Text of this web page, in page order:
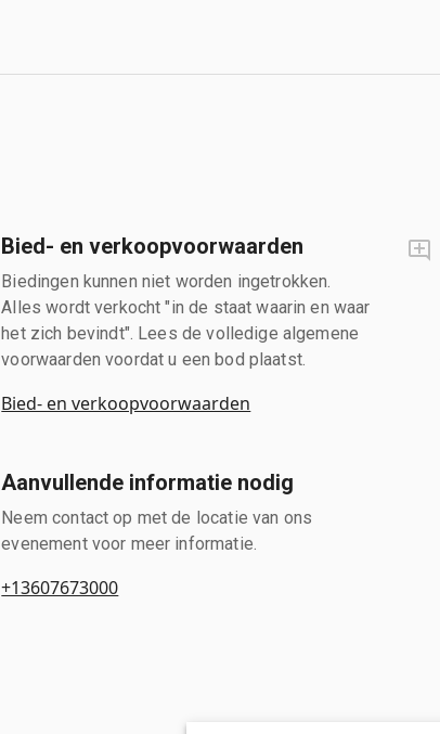
Bied- en verkoopvoorwaarden
Biedingen kunnen niet worden ingetrokken.
Alles wordt verkocht "in de staat waarin en waar
het zich bevindt". Lees de volledige algemene
voorwaarden voordat u een bod plaatst.
Bied- en verkoopvoorwaarden
Aanvullende informatie nodig
Neem contact op met de locatie van ons
evenement voor meer informatie.
+13607673000